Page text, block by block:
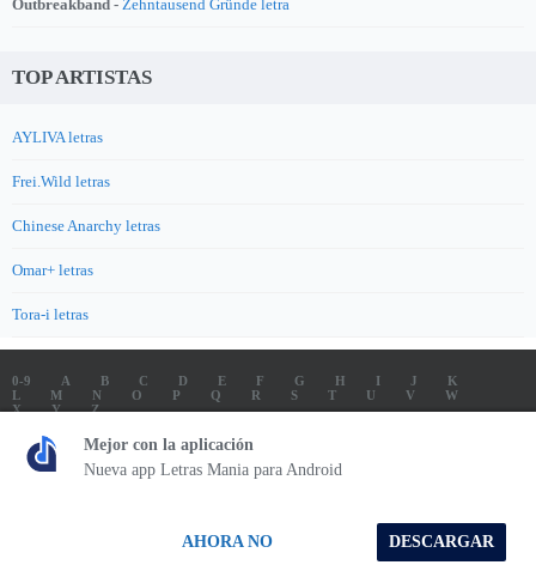
Outbreakband - Zehntausend Gründe letra
TOP ARTISTAS
AYLIVA letras
Frei.Wild letras
Chinese Anarchy letras
Omar+ letras
Tora-i letras
0-9 A B C D E F G H I J
K
L
M N O P Q R S T V
W
X
Y
Z
LETRAS
SOUNDTRACK LETRAS
TOP 100 LETRAS
ENVIA LETRAS
Letrasmania.com - Copyright © 2026 - All Rights Reserved
Mejor con la aplicación
Nueva app Letras Mania para Android
DESCARGAR
AHORA NO